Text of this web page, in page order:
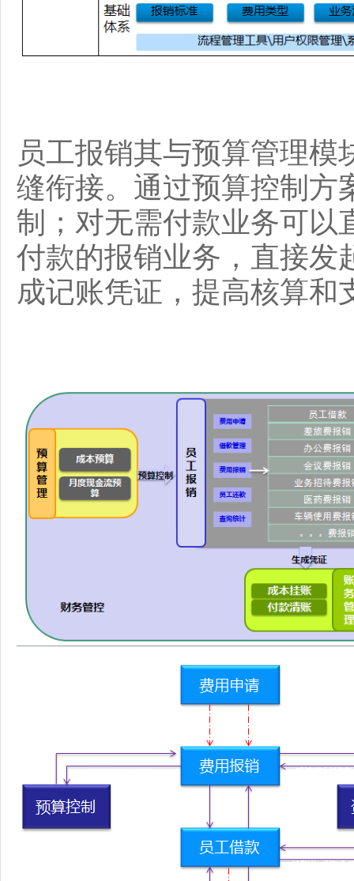
员工报销其与预算管理
缝衔接。通过预算控制方
制；对无需付款业务可以
付款的报销业务，直接发
成记账凭证，提高核算和